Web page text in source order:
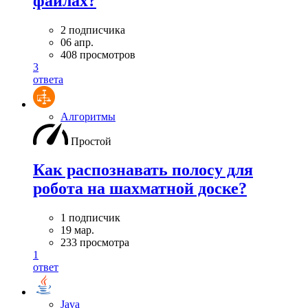
2 подписчика
06 апр.
408 просмотров
3
ответа
Алгоритмы
Простой
Как распознавать полосу для
робота на шахматной доске?
1 подписчик
19 мар.
233 просмотра
1
ответ
Java